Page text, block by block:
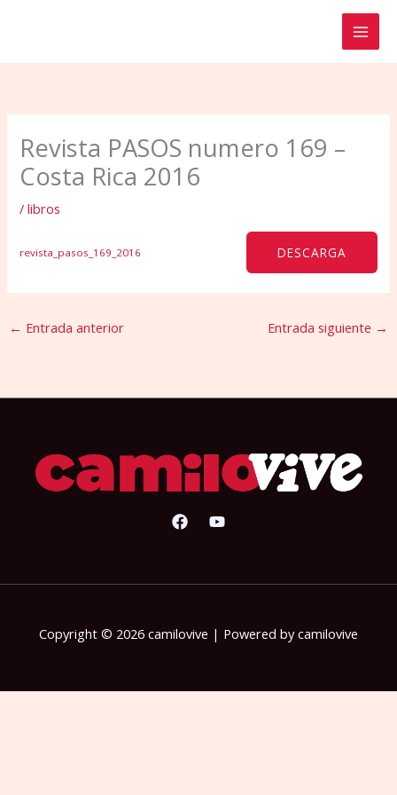
Revista PASOS numero 169 –
Costa Rica 2016
/libros
revista_pasos_169_2016 DESCARGA
← Entrada anterior Entrada siguiente →
Copyright © 2026 camilovive | Powered by camilovive